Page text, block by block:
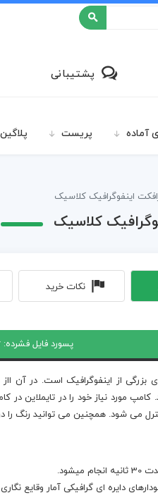
پشتیبانی
آماده پریست پلاگین
اینفوگرافیک کلاسیک
کلاسیک
نکات خرید
پسورد فایل فشرده:
ی بزرگی از اینفوگرافیک است. در آن
می شود. همچنین می توانید رنگ را